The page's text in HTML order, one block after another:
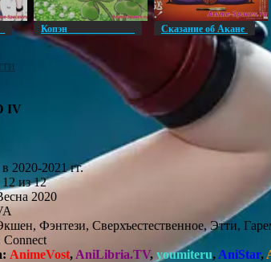
Копэн Сказание об Акане
IV
в 2020-2021 гг.
12 из 12
2020
Фэнтези, Сверхъестественное, Этти,
Connect
AnimeVost, AniLibria.TV, youmiteru, AniStar,